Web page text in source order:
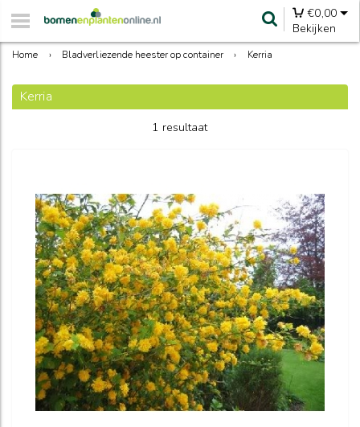
€0,00
Bekijken
Home › Bladverliezende heester op container › Kerria
Kerria
1 resultaat